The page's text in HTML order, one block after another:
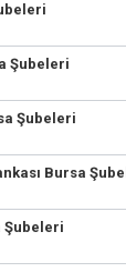
Şubeleri
Şubeleri
Bursa
Şubeleri